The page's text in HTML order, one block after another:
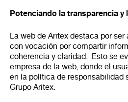
Potenciando la transparencia y
La web de Aritex destaca por
con vocación por compartir
coherencia y claridad.
Esto se
empresa de la web, donde el
en la política de responsabilidad
Grupo Aritex.